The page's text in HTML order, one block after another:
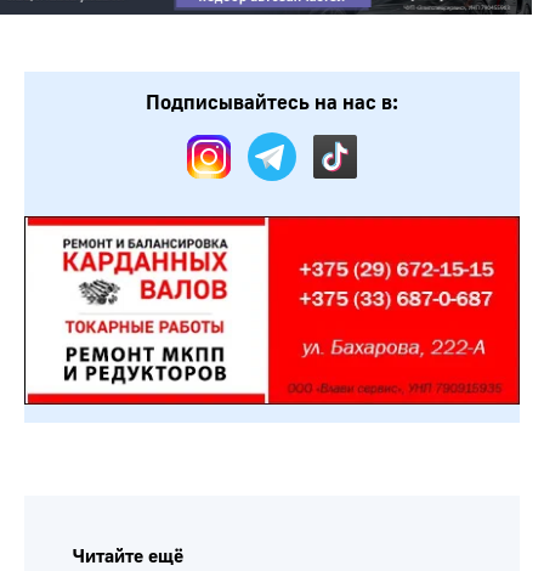
Подписывайтесь на нас в:
Читайте ещё